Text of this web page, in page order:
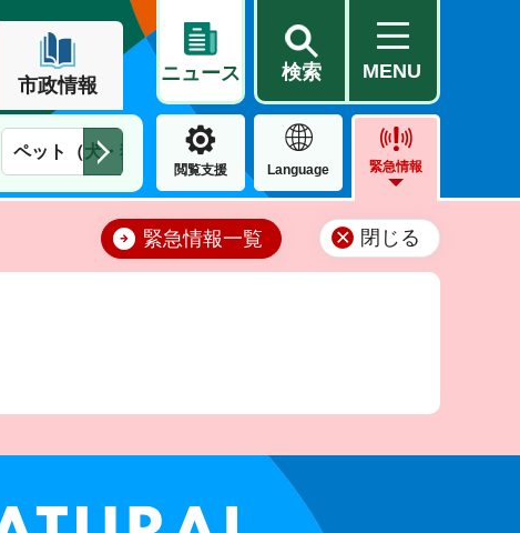
市政情報
ニュース 検索 MENU
ペット（犬・猫） 住民票・戸籍 公営住宅
閲覧支援 Language 緊急情報
緊急情報一覧 閉じる